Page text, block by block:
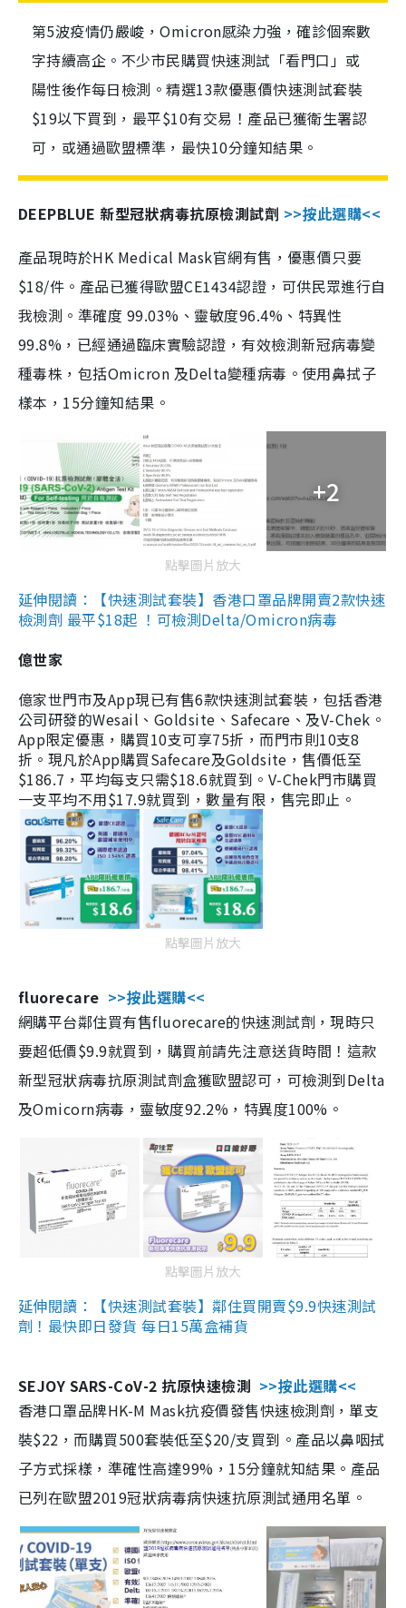
第5波疫情仍嚴峻，Omicron感染力強，確診個案數
字持續高企。不少市民購買快速測試「看門口」或
陽性後作每日檢測。精選13款優惠價快速測試套裝
$19以下買到，最平$10有交易！產品已獲衛生署認
可，或通過歐盟標準，最快10分鐘知結果。
DEEPBLUE 新型冠狀病毒抗原檢測試劑 >>按此選購<<
產品現時於HK Medical Mask官網有售，優惠價只要
$18/件。產品已獲得歐盟CE1434認證，可供民眾進行自
我檢測。準確度 99.03%、靈敏度96.4%、特異性
99.8%，已經通過臨床實驗認證，有效檢測新冠病毒變
種毒株，包括Omicron 及Delta變種病毒。使用鼻拭子
樣本，15分鐘知結果。
+2
點擊圖片放大
延伸閱讀：【快速測試套裝】香港口罩品牌開賣2款快速
檢測劑 最平$18起 ！可檢測Delta/Omicron病毒
億世家
億家世門市及App現已有售6款快速測試套裝，包括香港
公司研發的Wesail、Goldsite、Safecare、及V-Chek。
App限定優惠，購買10支可享75折，而門市則10支8
折。現凡於App購買Safecare及Goldsite，售價低至
$186.7，平均每支只需$18.6就買到。V-Chek門市購買
一支平均不用$17.9就買到，數量有限，售完即止。
點擊圖片放大
fluorecare >>按此選購<<
網購平台鄰住買有售fluorecare的快速測試劑，現時只
要超低價$9.9就買到，購買前請先注意送貨時間！這款
新型冠狀病毒抗原測試劑盒獲歐盟認可，可檢測到Delta
及Omicorn病毒，靈敏度92.2%，特異度100%。
點擊圖片放大
延伸閱讀：【快速測試套裝】鄰住買開賣$9.9快速測試
劑！最快即日發貨 每日15萬盒補貨
SEJOY SARS-CoV-2 抗原快速檢測 >>按此選購<<
香港口罩品牌HK-M Mask抗疫價發售快速檢測劑，單支
裝$22，而購買500套裝低至$20/支買到。產品以鼻咽拭
子方式採樣，準確性高達99%，15分鐘就知結果。產品
已列在歐盟2019冠狀病毒病快速抗原測試通用名單。